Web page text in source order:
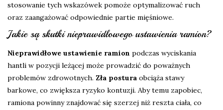
stosowanie tych wskazówek pomoże optymalizować ruch
oraz zaangażować odpowiednie partie mięśniowe.
Jakie są skutki nieprawidłowego ustawienia ramion?
Nieprawidłowe ustawienie ramion podczas wyciskania
hantli w pozycji leżącej może prowadzić do poważnych
problemów zdrowotnych. Zła postura obciąża stawy
barkowe, co zwiększa ryzyko kontuzji. Aby temu zapobiec,
ramiona powinny znajdować się szerzej niż reszta ciała, co